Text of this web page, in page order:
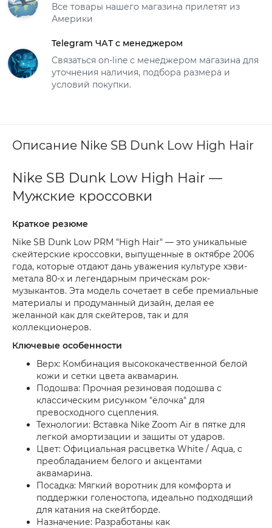
Все товары нашего магазина прилетят из
Америки
Telegram ЧАТ с менеджером
Связаться on-line с менеджером магазина для
уточнения наличия, подбора размера и
условий покупки.
Описание Nike SB Dunk Low High Hair
Nike SB Dunk Low High Hair —
Мужские кроссовки
Краткое резюме
Nike SB Dunk Low PRM "High Hair" — это уникальные
скейтерские кроссовки, выпущенные в октябре 2006
года, которые отдают дань уважения культуре хэви-
метала 80-х и легендарным прическам рок-
музыкантов. Эта модель сочетает в себе премиальные
материалы и продуманный дизайн, делая ее
желанной как для скейтеров, так и для
коллекционеров.
Ключевые особенности
Верх: Комбинация высококачественной белой
кожи и сетки цвета аквамарин.
Подошва: Прочная резиновая подошва с
классическим рисунком "ёлочка" для
превосходного сцепления.
Технологии: Вставка Nike Zoom Air в пятке для
легкой амортизации и защиты от ударов.
Цвет: Официальная расцветка White / Aqua, с
преобладанием белого и акцентами
аквамарина.
Посадка: Мягкий воротник для комфорта и
поддержки голеностопа, идеально подходящий
для катания на скейтборде.
Назначение: Разработаны как